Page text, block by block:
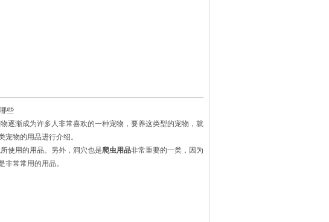
些
逐渐成为许多人非常喜欢的一种宠物，要养这类型的宠物，就
宠物的用品进行介绍。
使用的用品。另外，洞穴也是爬虫用品非常重要的一类，因为
常常用的用品。